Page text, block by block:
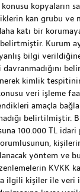
kopyaların
kan grubu ve
katı bir
Kurum
bilgi
kimlik
veri işleme
amaçla
belirtilmiştir.
100.000 TL idari
yöntem ve
KVKK
ilgili kişiler ile veri